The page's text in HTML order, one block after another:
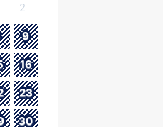
2
9
16
23
30